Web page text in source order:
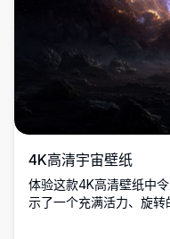
4K高清宇宙壁纸
体验这款4K高清壁纸中
示了一个充满活力、旋转